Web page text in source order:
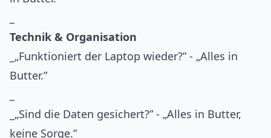
Technik & Organisation
_„Funktioniert der Laptop wieder?” - „Alles in
Butter.”
_„Sind die Daten gesichert?” - „Alles in Butter,
keine Sorge.”